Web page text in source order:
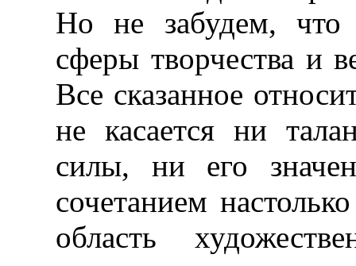
Но не забудем, что
сферы творчества и
Все сказанное
не касается ни
силы, ни его
сочетанием
область